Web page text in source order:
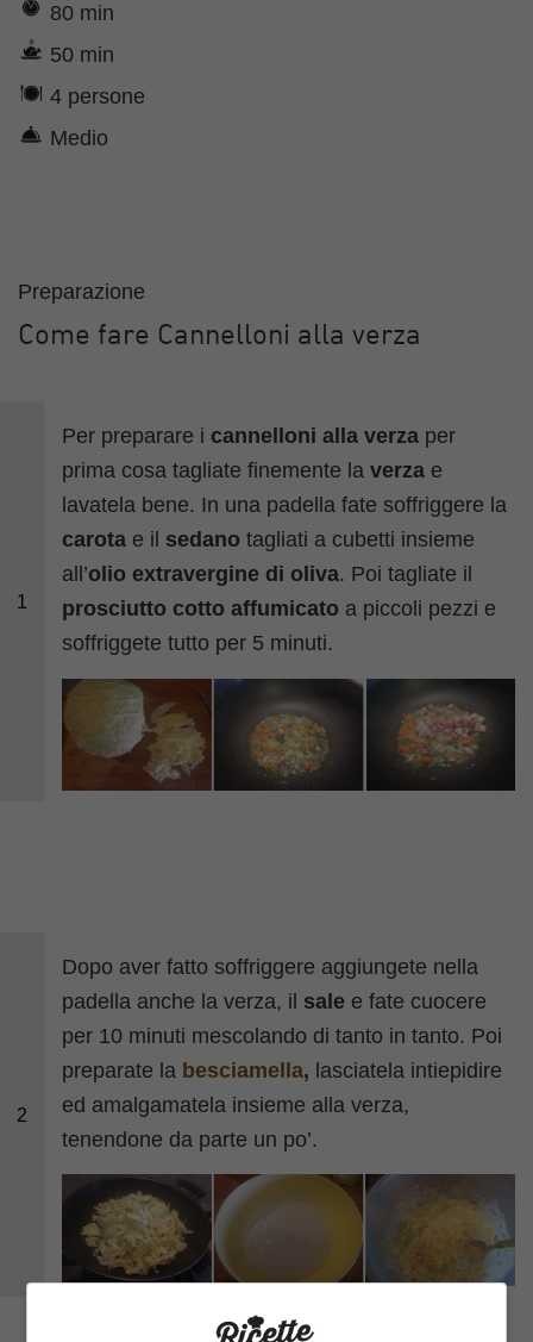
80 min
50 min
4 persone
Medio
Preparazione
Come fare Cannelloni alla verza
1
Per preparare i cannelloni alla verza per
prima cosa tagliate finemente laverza e
lavatela bene. In una padella fate soffriggere la
carota e il sedano tagliati a cubetti insieme
all’olio extravergine di oliva. Poi tagliate il
prosciutto cotto affumicato a piccoli pezzi e
soffriggete tutto per 5 minuti.
2
Dopo aver fatto soffriggere aggiungete nella
padella anche la verza, il sale e fate cuocere
per 10 minuti mescolando di tanto in tanto. Poi
preparate la besciamella, lasciatela intiepidire
ed amalgamatela insieme alla verza,
tenendone da parte un po’.